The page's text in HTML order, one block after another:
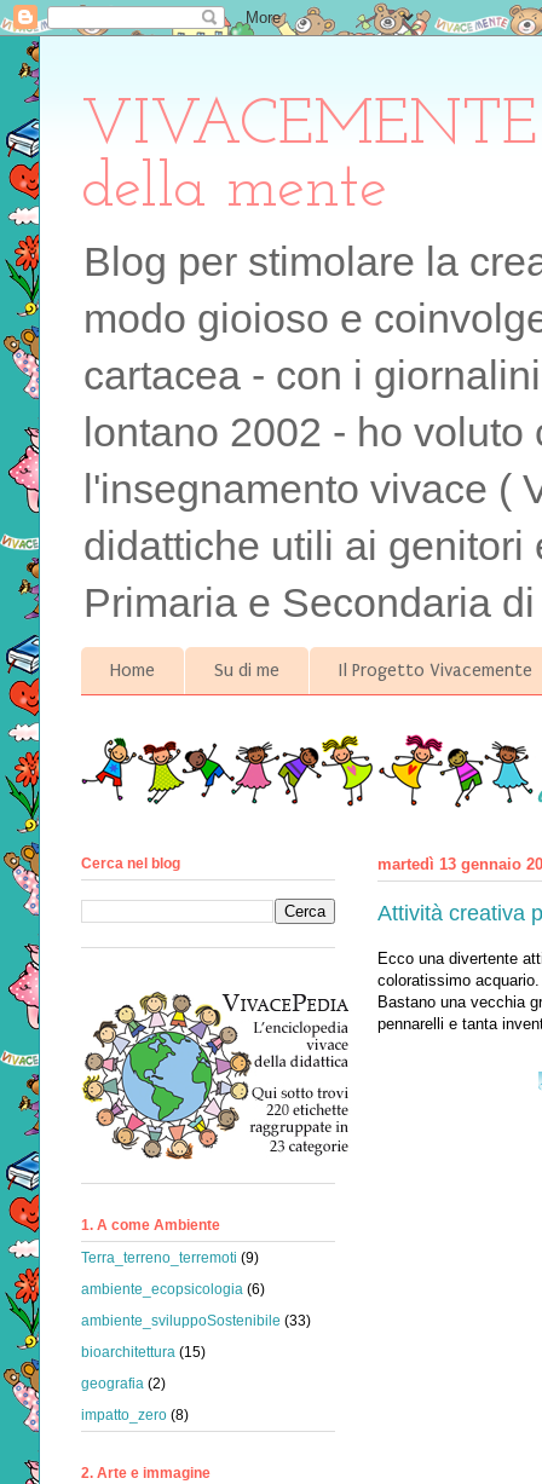
della mente
Blog per stimolare la
modo gioioso e
cartacea - con i
lontano 2002 - ho
l'insegnamento vivace (
didattiche utili ai
Primaria e Secondaria
Home Su di me Il Progetto Vivacemente
martedì 13 gennaio
Attività creativa
Ecco una divertente
coloratissimo acquario.
Bastano una vecchia
pennarelli e tanta
Cerca nel blog
1. A come Ambiente
Terra_terreno_terremoti (9)
ambiente_ecopsicologia (6)
ambiente_sviluppoSostenibile (33)
bioarchitettura (15)
geografia (2)
impatto_zero (8)
2. Arte e immagine